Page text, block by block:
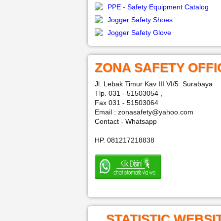
PPE - Safety Equipment Catalog
Jogger Safety Shoes
Jogger Safety Glove
ZONA SAFETY
Jl. Lebak Timur Kav III VI/5 Surabaya
Tlp. 031 - 51503054 ,
Fax 031 - 51503064
Email : zonasafety@yahoo.com
Contact - Whatsapp
HP. 081217218838